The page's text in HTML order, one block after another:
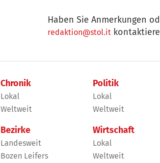
Haben Sie Anmerkungen
redaktion@stol.it
Chronik
Lokal
Weltweit
Bezirke
Landesweit
Bozen Leifers
Politik
Lokal
Weltweit
Wirtschaft
Lokal
Weltweit